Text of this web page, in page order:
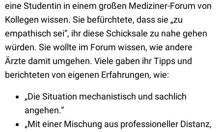
eine Studentin in einem großen Mediziner-Forum von
Kollegen wissen. Sie befürchtete, dass sie „zu
empathisch sei“, ihr diese Schicksale zu nahe gehen
würden. Sie wollte im Forum wissen, wie andere
Ärzte damit umgehen. Viele gaben ihr Tipps und
berichteten von eigenen Erfahrungen, wie:
„Die Situation mechanistisch und sachlich
angehen.“
„Mit einer Mischung aus professioneller Distanz,